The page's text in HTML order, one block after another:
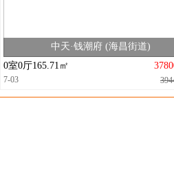
中天·钱潮府 (海昌街道)
0室0厅165.71㎡
7-03